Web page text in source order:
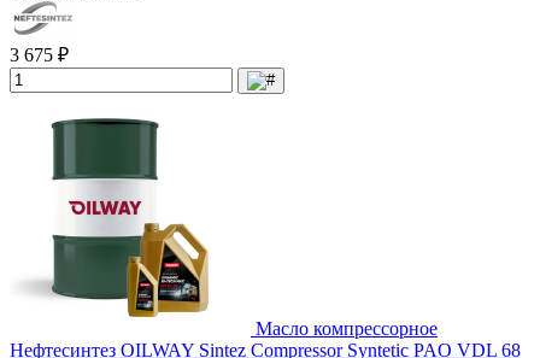
3 675 ₽
Масло компрессорное
Нефтесинтез OILWAY Sintez Сompressor Syntetic PAO VDL 68